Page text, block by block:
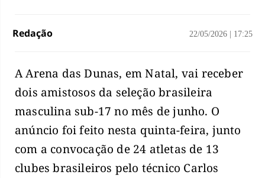
Redação 22/05/2026 17:25
A Arena das Dunas, em Natal, vai receber
dois amistosos da seleção brasileira
masculina sub-17 no mês de junho. O
anúncio foi feito nesta quinta-feira, junto
com a convocação de 24 atletas de 13
clubes brasileiros pelo técnico Carlos